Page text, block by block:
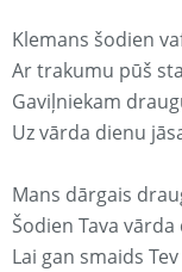
Klemans šodien
Ar trakumu pūš
Gaviļniekam
Uz vārda dienu
Mans dārgais
Šodien Tava vārda
Lai gan smaids